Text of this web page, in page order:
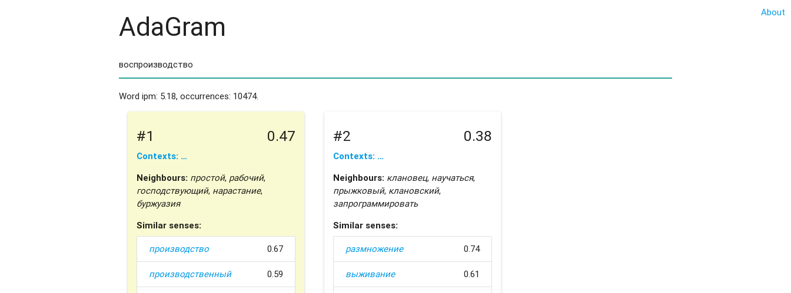
About
AdaGram
Word ipm: 5.18, occurrences: 10474.
#1 0.47
Contexts: …
Neighbours: простой, рабочий,
господствующий, нарастание,
буржуазия
Similar senses:
производство 0.67
производственный 0.59
#2 0.38
Contexts: …
Neighbours: клановец, научаться,
прыжковый, клановский,
запрограммировать
Similar senses:
размножение 0.74
выживание 0.61